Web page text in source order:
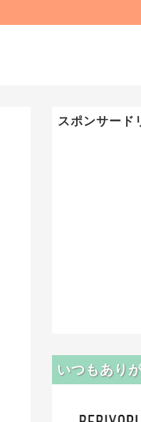
スポンサード
いつもあり